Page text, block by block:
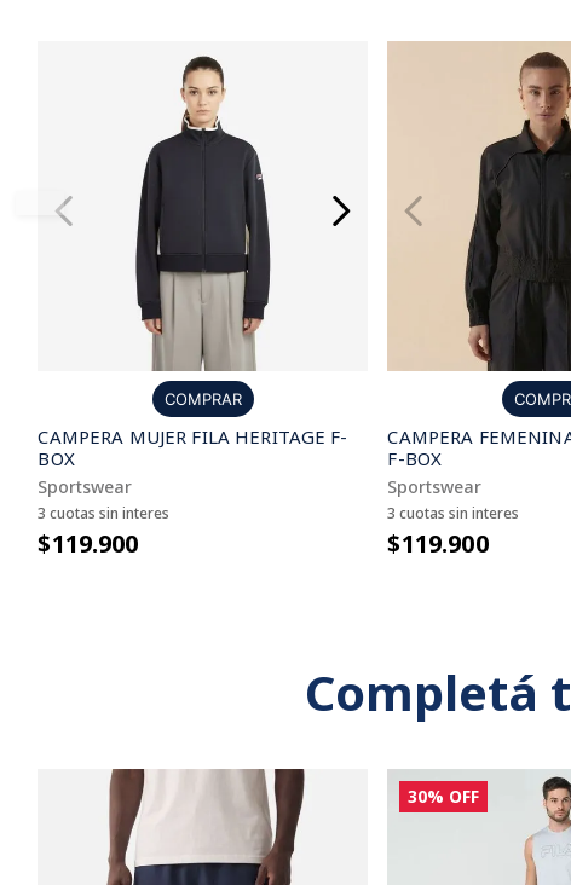
COMPRAR
CAMPERA MUJER FILA HERITAGE F-
BOX
Sportswear
3 cuotas sin interes
$119.900
CAMPERA
F-BOX
Sportswear
3 cuotas sin interes
$119.900
Completá
30% OFF